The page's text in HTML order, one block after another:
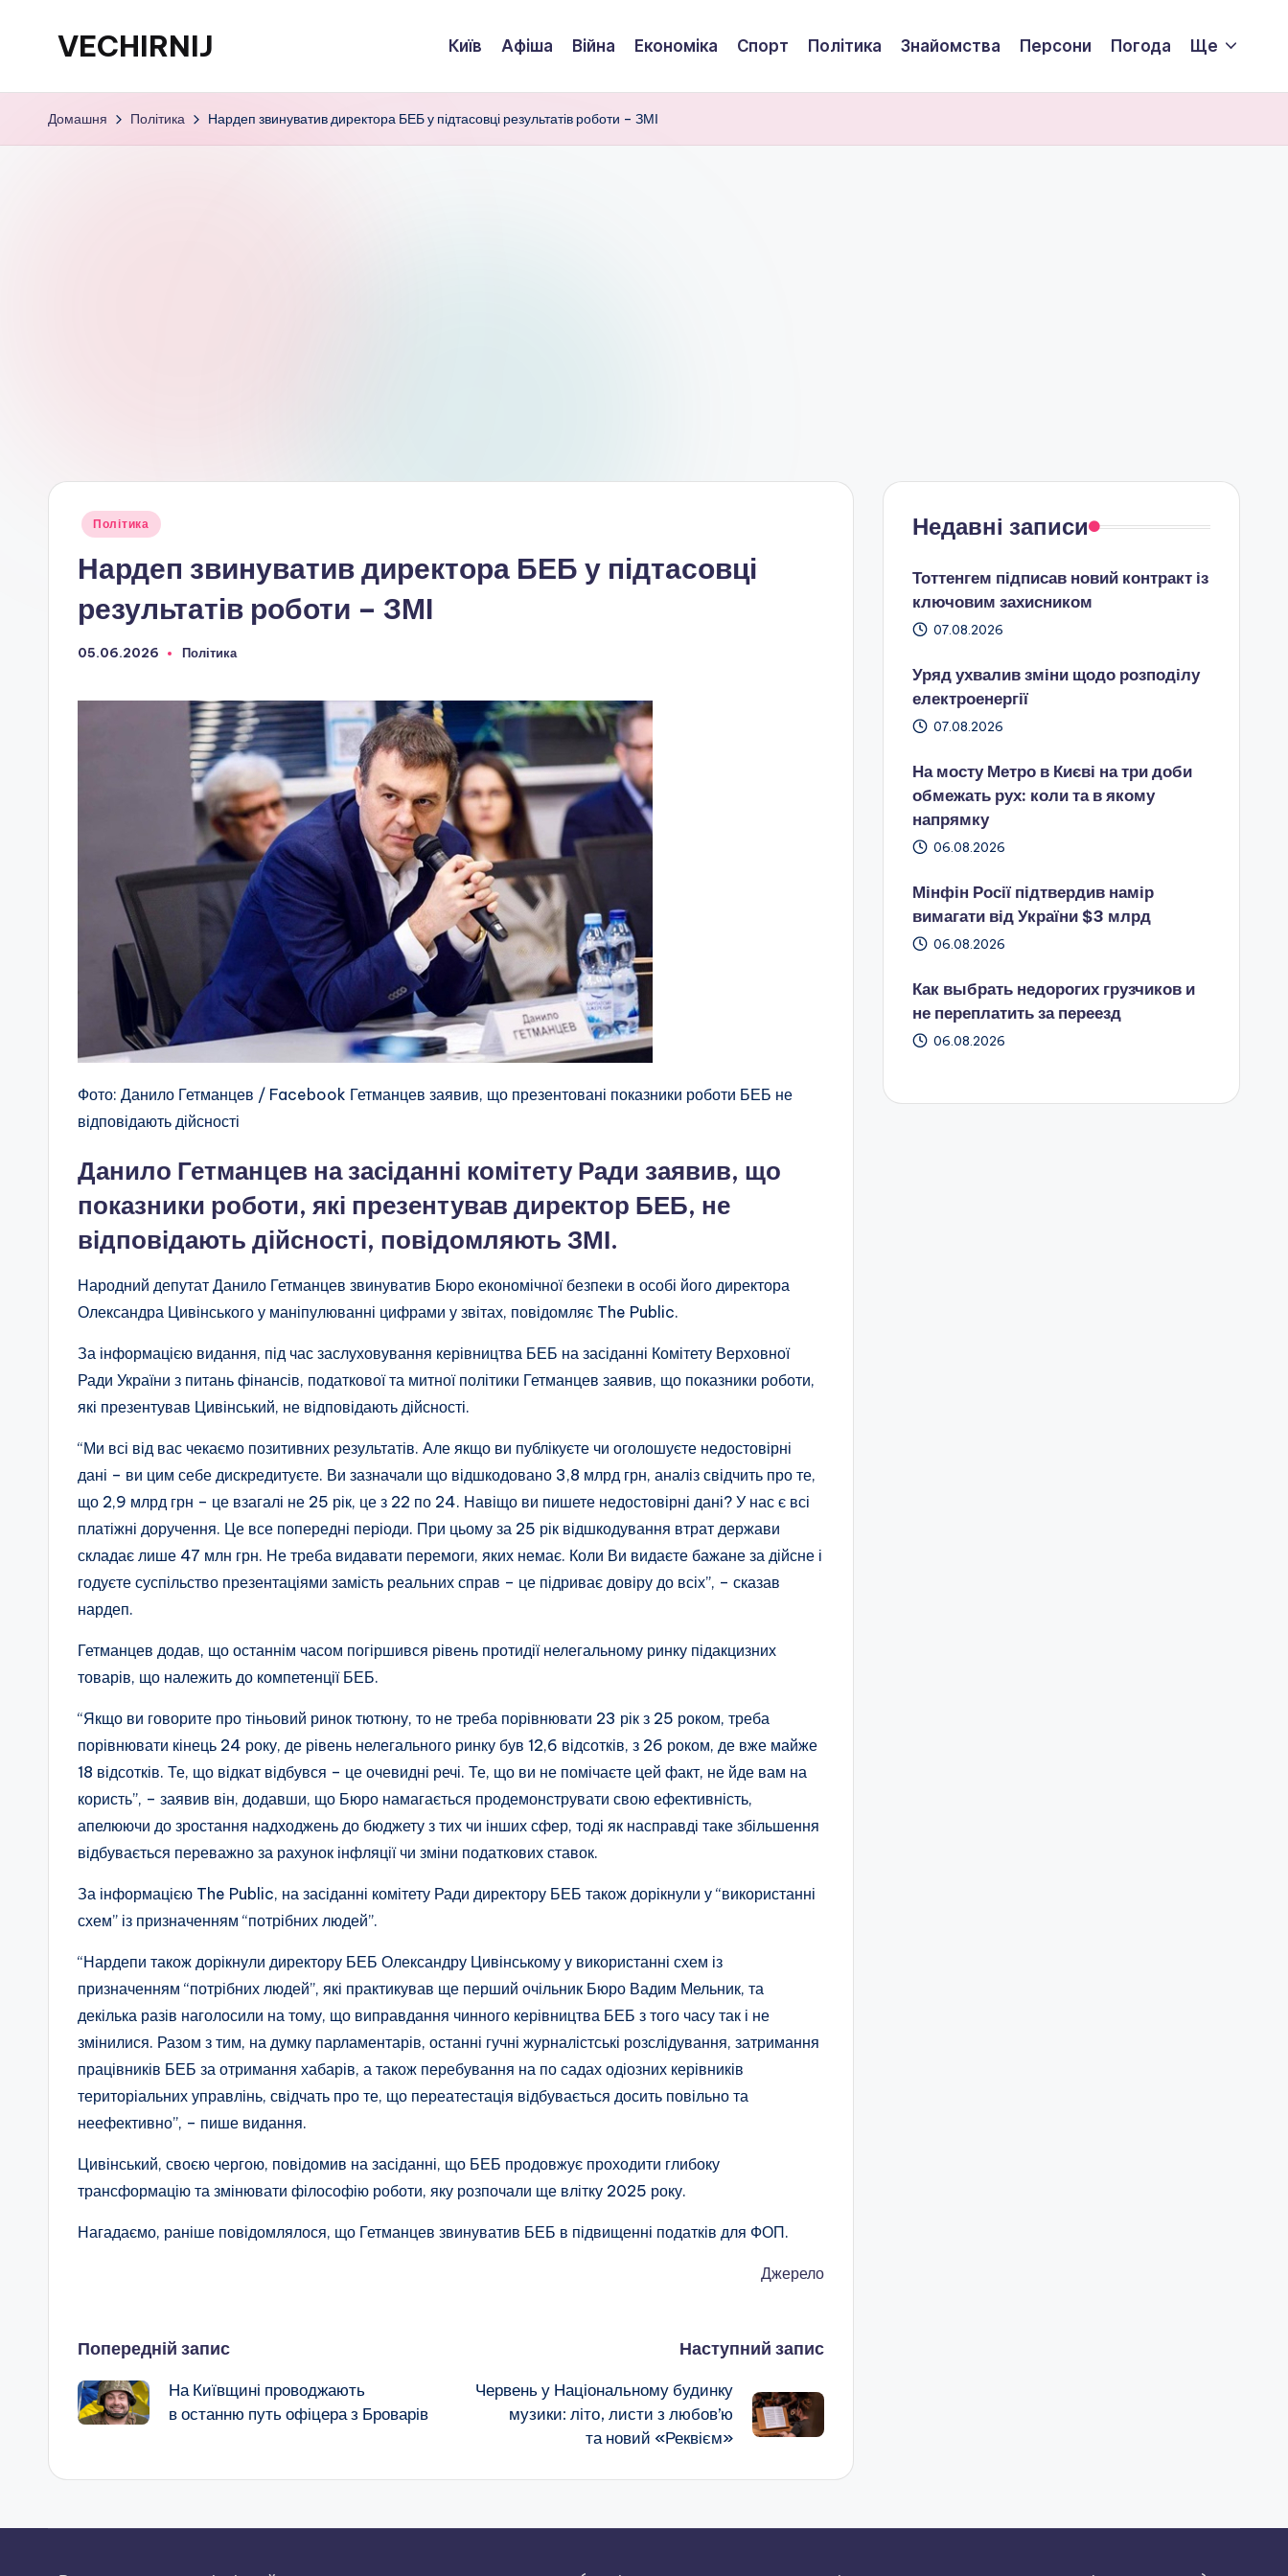
ПерейтиVECHIRNIJ Київ Афіша Війна Економіка Спорт Політика Знайомства Персони Погода Ще
Домашня Політика Нардеп звинуватив директора БЕБ у підтасовці результатів роботи – ЗМІ
Опубліковано
Політика
Нардеп звинуватив директора БЕБ у підтасовці
результатів роботи – ЗМІ
05.06.2026
Опубліковано
Політика
Фото: Данило Гетманцев / Facebook Гетманцев заявив, що презентовані показники роботи БЕБ не
відповідають дійсності
Данило Гетманцев на засіданні комітету Ради заявив, що
показники роботи, які презентував директор БЕБ, не
відповідають дійсності, повідомляють ЗМІ.
Народний депутат Данило Гетманцев звинуватив Бюро економічної безпеки в особі його директора
Олександра Цивінського у маніпулюванні цифрами у звітах, повідомляє The Public.
За інформацією видання, під час заслуховування керівництва БЕБ на засіданні Комітету Верховної
Ради України з питань фінансів, податкової та митної політики Гетманцев заявив, що показники роботи,
які презентував Цивінський, не відповідають дійсності.
“Ми всі від вас чекаємо позитивних результатів. Але якщо ви публікуєте чи оголошуєте недостовірні
дані – ви цим себе дискредитуєте. Ви зазначали що відшкодовано 3,8 млрд грн, аналіз свідчить про те,
що 2,9 млрд грн – це взагалі не 25 рік, це з 22 по 24. Навіщо ви пишете недостовірні дані? У нас є всі
платіжні доручення. Це все попередні періоди. При цьому за 25 рік відшкодування втрат держави
складає лише 47 млн грн. Не треба видавати перемоги, яких немає. Коли Ви видаєте бажане за дійсне і
годуєте суспільство презентаціями замість реальних справ – це підриває довіру до всіх”, – сказав
нардеп.
Гетманцев додав, що останнім часом погіршився рівень протидії нелегальному ринку підакцизних
товарів, що належить до компетенції БЕБ.
“Якщо ви говорите про тіньовий ринок тютюну, то не треба порівнювати 23 рік з 25 роком, треба
порівнювати кінець 24 року, де рівень нелегального ринку був 12,6 відсотків, з 26 роком, де вже майже
18 відсотків. Те, що відкат відбувся – це очевидні речі. Те, що ви не помічаєте цей факт, не йде вам на
користь”, – заявив він, додавши, що Бюро намагається продемонструвати свою ефективність,
апелюючи до зростання надходжень до бюджету з тих чи інших сфер, тоді як насправді таке збільшення
відбувається переважно за рахунок інфляції чи зміни податкових ставок.
За інформацією The Public, на засіданні комітету Ради директору БЕБ також дорікнули у “використанні
схем” із призначенням “потрібних людей”.
“Нардепи також дорікнули директору БЕБ Олександру Цивінському у використанні схем із
призначенням “потрібних людей”, які практикував ще перший очільник Бюро Вадим Мельник, та
декілька разів наголосили на тому, що виправдання чинного керівництва БЕБ з того часу так і не
змінилися. Разом з тим, на думку парламентарів, останні гучні журналістські розслідування, затримання
працівників БЕБ за отримання хабарів, а також перебування на по садах одіозних керівників
територіальних управлінь, свідчать про те, що переатестація відбувається досить повільно та
неефективно”, – пише видання.
Цивінський, своєю чергою, повідомив на засіданні, що БЕБ продовжує проходити глибоку
трансформацію та змінювати філософію роботи, яку розпочали ще влітку 2025 року.
Нагадаємо, раніше повідомлялося, що Гетманцев звинуватив БЕБ в підвищенні податків для ФОП.
Джерело
Навігація
по
запису
Попередній запис
На Київщині проводжають
в останню путь офіцера з Броварів
Наступний запис
Червень у Національному будинку
музики: літо, листи з любов’ю
та новий «Реквієм»
Недавні записи
Тоттенгем підписав новий контракт із
ключовим захисником
07.08.2026
Уряд ухвалив зміни щодо розподілу
електроенергії
07.08.2026
На мосту Метро в Києві на три доби
обмежать рух: коли та в якому
напрямку
06.08.2026
Мінфін Росії підтвердив намір
вимагати від України $3 млрд
06.08.2026
Как выбрать недорогих грузчиков и
не переплатить за переезд
06.08.2026